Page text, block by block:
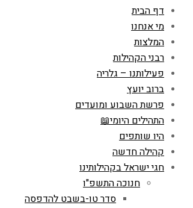
דף הבית
מי אנחנו
המלצות
רבני הקהילות
פעילותנו – גלריה
ברוב יועץ
פרשת השבוע ומועדים
התהילים היומי📖
היו שותפים
קהילה חדשה
חגי ישראל בקהילותינו
חנוכה התשפ"ו
סדר טו-בשבט להדפסה